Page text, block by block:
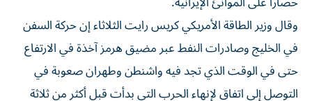
وقال ‌وزير الطاقة الأمريكي كريس رايت الثلاثاء إن حركة السفن
في الخليج وصادرات النفط عبر مضيق هرمز آخذة في الارتفاع
حتى في الوقت الذي تجد فيه واشنطن ⁠وطهران صعوبة في
التوصل إلى اتفاق لإنهاء الحرب التي بدأت قبل أكثر من ثلاثة ​